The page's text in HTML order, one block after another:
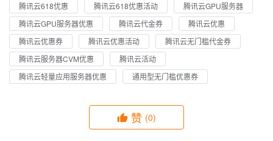
腾讯云618优惠
腾讯云618优惠活动
腾讯云GPU服务器
腾讯云GPU服务器优惠
腾讯云代金券
腾讯云优惠
腾讯云优惠券
腾讯云优惠活动
腾讯云无门槛代金券
腾讯云服务器CVM优惠
腾讯云活动
腾讯云轻量应用服务器优惠
通用型无门槛优惠券
赞 (0)